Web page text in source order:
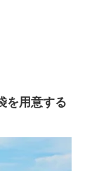
を用意する